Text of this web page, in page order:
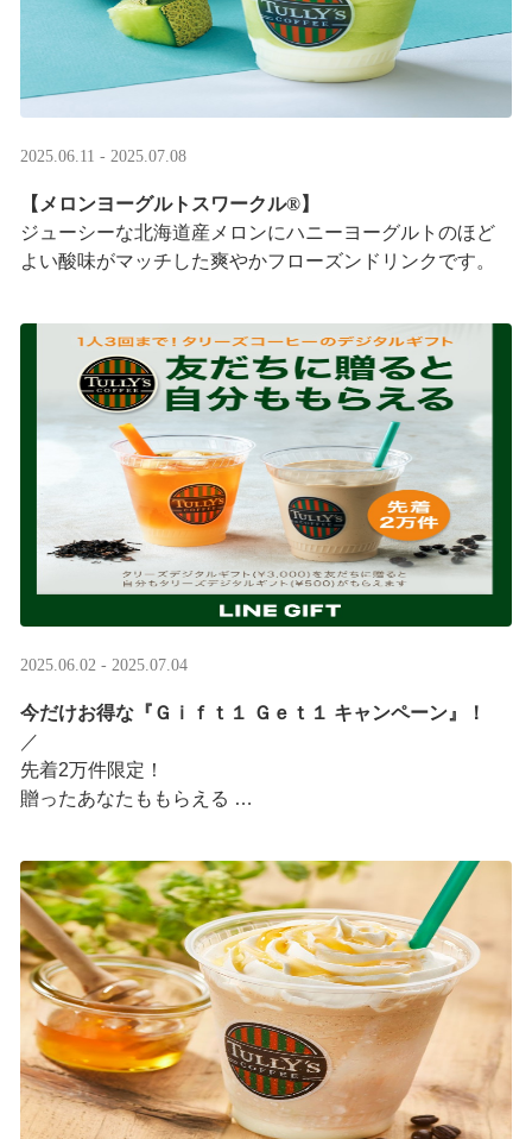
2025.06.11 - 2025.07.08
【メロンヨーグルトスワークル®】
ジューシーな北海道産メロンにハニーヨーグルトのほど
よい酸味がマッチした爽やかフローズンドリンクです。
2025.06.02 - 2025.07.04
今だけお得な『Ｇｉｆｔ１ Ｇｅｔ１ キャンペーン』！
／ ​
先着2万件限定！​
贈ったあなたももらえる ​
LINEギフト限定！タリーズデジタルギフト3,000円分を贈
ると、自分も500円分のギフトチケットがもらえるキャン
ペーンがスタート​
···